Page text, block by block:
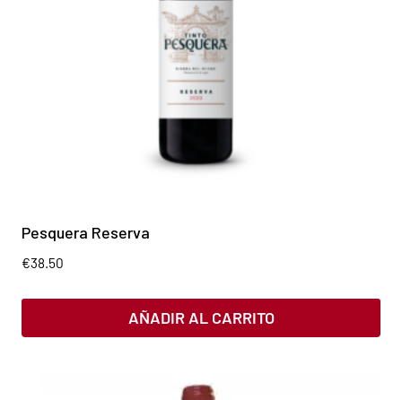
Pesquera Reserva
€38.50
AÑADIR AL CARRITO